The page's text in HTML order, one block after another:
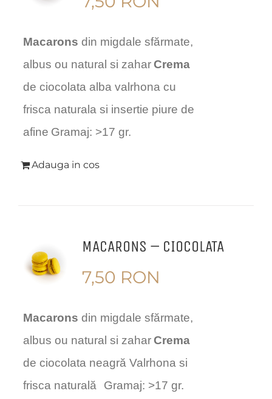
Macarons din migdale sfărmate,
albus ou natural si zahar Crema
de ciocolata alba valrhona cu
frisca naturala si insertie piure de
afine Gramaj: >17 gr.
Adauga in cos
MACARONS – CIOCOLATA
7,50 RON
Macarons din migdale sfărmate,
albus ou natural si zahar Crema
de ciocolata neagră Valrhona si
frisca naturală
Gramaj: >17 gr.